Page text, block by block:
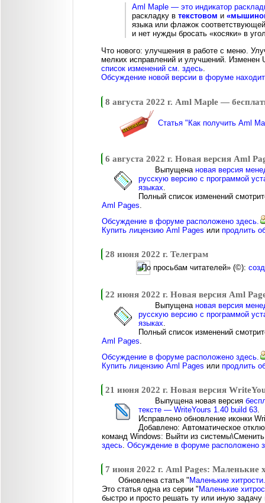
Aml Maple — это индикатор
раскладку в текстовом и
языка или флажок
и нет нужды бросать «косяки» в
Что нового: улучшения в работе с меню.
мелких исправлений и улучшений. Изменен
список изменений см. здесь
Обсуждение новой версии в форуме
8 августа 2022 г. Aml Maple —
Статья "Как получить Aml
6 августа 2022 г. Новая версия Aml
Выпущена новая версия
русскую версию с программой
языках
Полный список изменений
Aml Pages
Обсуждение в форуме расположено здесь.
Купить лицензию Aml Pages или продлить
28 июня 2022 г. Телеграм
«По просьбам читателей» (©):
22 июня 2022 г. Новая версия Aml
Выпущена новая версия
русскую версию с программой
языках
Полный список изменений
Aml Pages
Обсуждение в форуме расположено здесь.
Купить лицензию Aml Pages или продлить
21 июня 2022 г. Новая версия
Выпущена новая версия
тексте — WriteYours 1.40 build 63
Исправлено обновление иконки
Добавлено: Автоматическое
команд Windows: Выйти из
здесь Обсуждение в форуме расположено
7 июня 2022 г. Aml Pages: Маленькие
Обновлена статья "Маленькие
Это статья одна из серии "Маленькие
быстро и просто решать ту или иную